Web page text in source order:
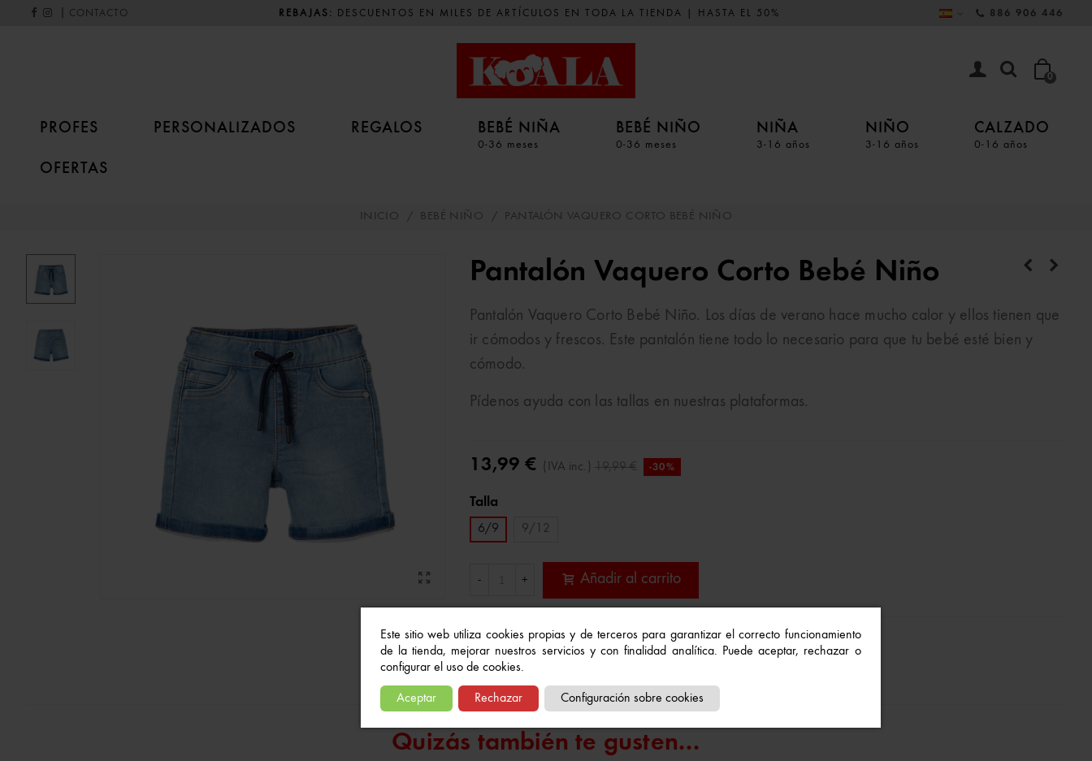
Este sitio web utiliza cookies propias y de terceros para garantizar el correcto funcionamiento
de la tienda, mejorar nuestros servicios y con finalidad analítica. Puede aceptar, rechazar o
configurar el uso de cookies.
Aceptar Rechazar Configuración sobre cookies
CONTACTO REBAJAS: DESCUENTOS EN MILES DE ARTÍCULOS EN TODA LA TIENDA | HASTA EL 50% 886 906 446
0
PROFES PERSONALIZADOS REGALOS BEBÉ NIÑA
0-36 meses
BEBÉ NIÑO
0-36 meses
NIÑA
3-16 años
NIÑO
3-16 años
CALZADO
0-16 años
OFERTAS
INICIO / BEBÉ NIÑO / PANTALÓN VAQUERO CORTO BEBÉ NIÑO
Pantalón Vaquero Corto Bebé Niño
Pantalón Vaquero Corto Bebé Niño. Los días de verano hace mucho calor y ellos tienen que
ir cómodos y frescos. Este pantalón tiene todo lo necesario para que tu bebé esté bien y
cómodo.
Pídenos ayuda con las tallas en nuestras plataformas.
13,99 € (IVA inc.) 19,99 € -30%
Talla
6/9 9/12
- + Añadir al carrito
Referencia: 5606649539908
A Lista De Deseos
Quizás también te gusten...